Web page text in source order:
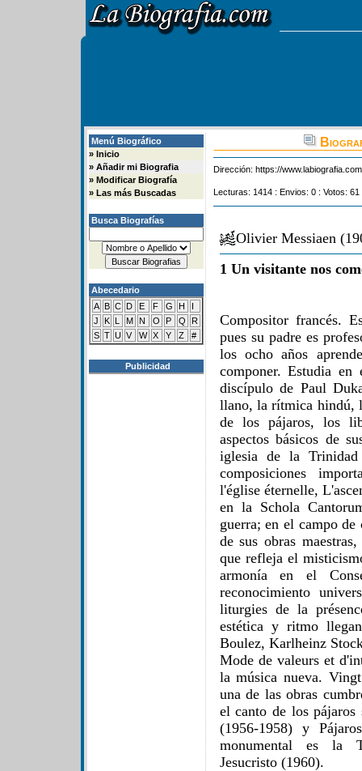
Menú Biográfico
» Inicio
» Añadir mi Biografia
» Modificar Biografía
» Las más Buscadas
Busca Biografías
Abecedario
A B C D E F G H
I
J
K L M N O P Q
R
S T U V W X Y Z #
Publicidad
Dirección: https://
Lecturas: 1414 : Envios: 0 : Votos:
Olivier Messiaen
1 Un visitante nos
Compositor francés.
pues su padre es
los ocho años
componer. Estudia
discípulo de Paul
llano, la rítmica hindú,
de los pájaros, los
aspectos básicos de
iglesia de la
composiciones
l'église éternelle,
en la Schola
guerra; en el campo de
de sus obras
que refleja el
armonía en el
reconocimiento
liturgies de la
estética y ritmo
Boulez, Karlheinz
Mode de valeurs et
la música nueva.
una de las obras
el canto de los pájaros
(1956-1958) y
monumental es la
Jesucristo (1960).